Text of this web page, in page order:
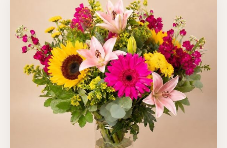
SUGGESTIONS POPULAIRES
Amitié Amour et romance Anniversaire
B2B / Cadeau d'affaires Bon rétablissement
Condoléances